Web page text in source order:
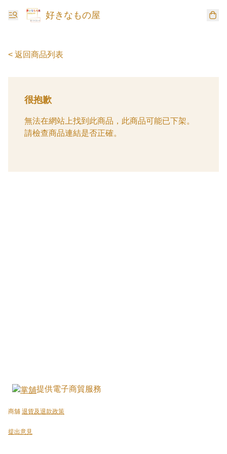
好きなもの屋
< 返回商品列表
很抱歉
無法在網站上找到此商品，此商品可能已下架。
請檢查商品連結是否正確。
提供電子商貿服務
商舖 退貨及退款政策
提出意見